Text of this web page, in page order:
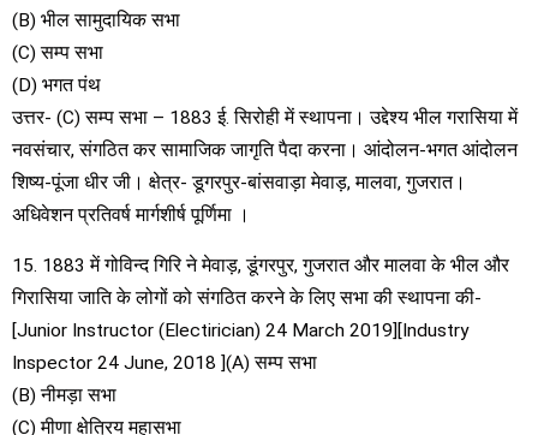
(B) भील सामुदायिक सभा
(C) सम्प सभा
(D) भगत पंथ
उत्तर- (C) सम्प सभा – 1883 ई. सिरोही में स्थापना। उद्देश्य भील गरासिया में
नवसंचार, संगठित कर सामाजिक जागृति पैदा करना। आंदोलन-भगत आंदोलन
शिष्य-पूंजा धीर जी। क्षेत्र- डूगरपुर-बांसवाड़ा मेवाड़, मालवा, गुजरात।
अधिवेशन प्रतिवर्ष मार्गशीर्ष पूर्णिमा ।
15. 1883 में गोविन्द गिरि ने मेवाड़, डूंगरपुर, गुजरात और मालवा के भील और
गिरासिया जाति के लोगों को संगठित करने के लिए सभा की स्थापना की-
[Junior Instructor (Electirician) 24 March 2019][Industry
Inspector 24 June, 2018 ](A) सम्प सभा
(B) नीमड़ा सभा
(C) मीणा क्षेत्रिय महासभा